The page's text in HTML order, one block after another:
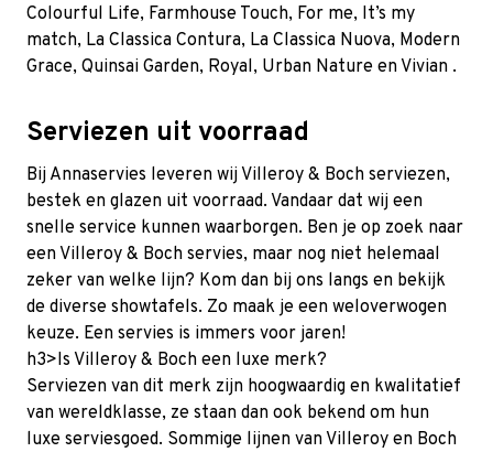
Colourful Life, Farmhouse Touch, For me, It’s my
match, La Classica Contura, La Classica Nuova, Modern
Grace, Quinsai Garden, Royal, Urban Nature en Vivian .
Serviezen uit voorraad
Bij Annaservies leveren wij Villeroy & Boch serviezen,
bestek en glazen uit voorraad. Vandaar dat wij een
snelle service kunnen waarborgen. Ben je op zoek naar
een Villeroy & Boch servies, maar nog niet helemaal
zeker van welke lijn? Kom dan bij ons langs en bekijk
de diverse showtafels. Zo maak je een weloverwogen
keuze. Een servies is immers voor jaren!
h3>Is Villeroy & Boch een luxe merk?
Serviezen van dit merk zijn hoogwaardig en kwalitatief
van wereldklasse, ze staan dan ook bekend om hun
luxe serviesgoed. Sommige lijnen van Villeroy en Boch